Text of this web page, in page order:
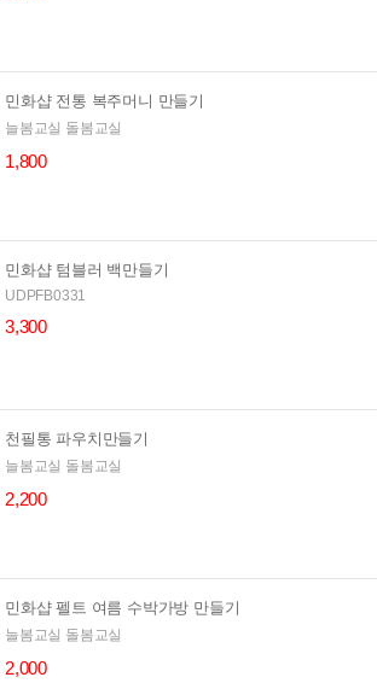
민화샵 전통 복주머니 만들기
늘봄교실 돌봄교실
1,800
민화샵 텀블러 백만들기
UDPFB0331
3,300
천필통 파우치만들기
늘봄교실 돌봄교실
2,200
민화샵 펠트 여름 수박가방 만들기
늘봄교실 돌봄교실
2,000